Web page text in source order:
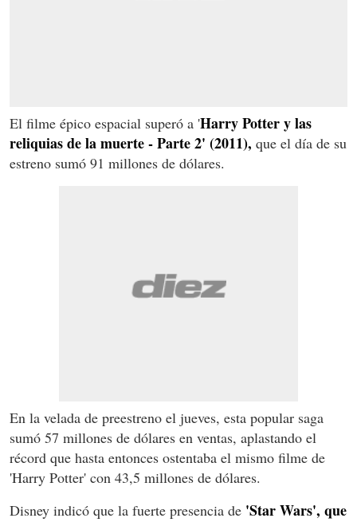
El filme épico espacial superó a 'Harry Potter y las
reliquias de la muerte - Parte 2' (2011), que el día de su
estreno sumó 91 millones de dólares.
En la velada de preestreno el jueves, esta popular saga
sumó 57 millones de dólares en ventas, aplastando el
récord que hasta entonces ostentaba el mismo filme de
'Harry Potter' con 43,5 millones de dólares.
Disney indicó que la fuerte presencia de 'Star Wars', que